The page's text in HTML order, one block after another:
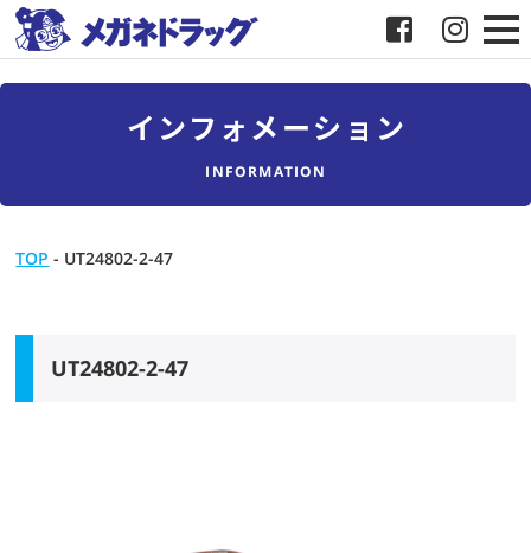
メガネドラッグについて
インフォメーション
INFORMATION
TOP - UT24802-2-47
UT24802-2-47